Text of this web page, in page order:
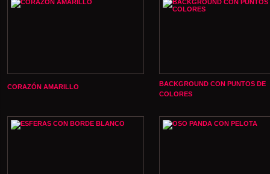
CORAZÓN AMARILLO
BACKGROUND CON PUNTOS DE
COLORES